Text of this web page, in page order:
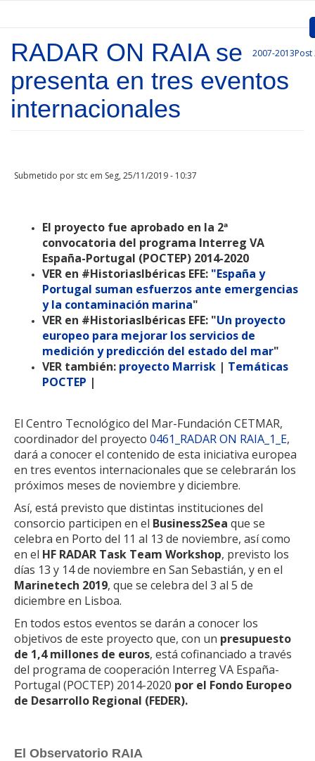
Apresentação
Comunicação
Gestão de Projetos
Ligações
2007-2013Post
RADAR ON RAIA se
presenta en tres eventos
internacionales
Submetido por stc em Seg, 25/11/2019 - 10:37
El proyecto fue aprobado en la 2ª
convocatoria del programa Interreg VA
España-Portugal (POCTEP) 2014-2020
VER en #HistoriasIbéricas EFE: "España y
Portugal suman esfuerzos ante emergencias
y la contaminación marina"
VER en #HistoriasIbéricas EFE: "Un proyecto
europeo para mejorar los servicios de
medición y predicción del estado del mar"
VER también: proyecto Marrisk | Temáticas
POCTEP |
El Centro Tecnológico del Mar-Fundación CETMAR,
coordinador del proyecto 0461_RADAR ON RAIA_1_E,
dará a conocer el contenido de esta iniciativa europea
en tres eventos internacionales que se celebrarán los
próximos meses de noviembre y diciembre.
Así, está previsto que distintas instituciones del
consorcio participen en el Business2Sea que se
celebra en Porto del 11 al 13 de noviembre, así como
en el HF RADAR Task Team Workshop, previsto los
días 13 y 14 de noviembre en San Sebastián, y en el
Marinetech 2019, que se celebra del 3 al 5 de
diciembre en Lisboa.
En todos estos eventos se darán a conocer los
objetivos de este proyecto que, con un presupuesto
de 1,4 millones de euros, está cofinanciado a través
del programa de cooperación Interreg VA España-
Portugal (POCTEP) 2014-2020 por el Fondo Europeo
de Desarrollo Regional (FEDER).
El Observatorio RAIA